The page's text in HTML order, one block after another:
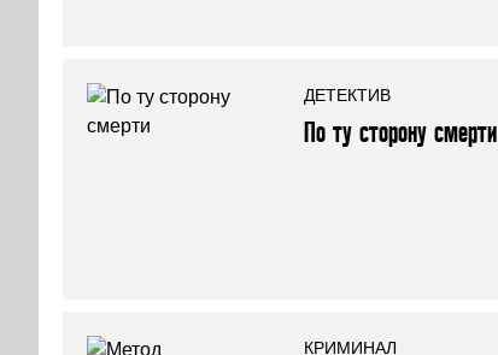
ДЕТЕКТИВ
По ту сторону смерти
КРИМИНАЛ